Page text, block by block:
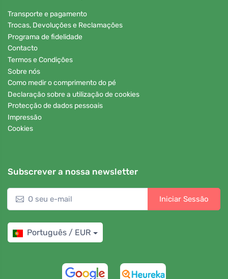
Transporte e pagamento
Trocas, Devoluções e Reclamações
Programa de fidelidade
Contacto
Termos e Condições
Sobre nós
Como medir o comprimento do pé
Declaração sobre a utilização de cookies
Protecção de dados pessoais
Impressão
Cookies
Subscrever a nossa newsletter
Iniciar Sessão
Português / EUR